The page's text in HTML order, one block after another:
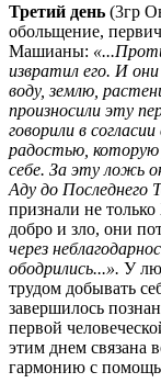
Третий день (3гр
обольщение,
Машианы:
извратил его. И
воду, землю,
произносили эту
говорили в
радостью, которую
себе. За эту ложь
Аду до Последнего
признали не
добро и зло, они
через
ободрились...». У
трудом добывать
завершилось
первой
этим днем связана
гармонию с